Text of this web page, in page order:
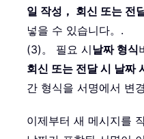
일 작성， 회신 또는 전
넣을 수 있습니다。 .
(3)。 필요 시날짜 형식
회신 또는 전달 시 날짜
간 형식을 서명에서 변
이제부터 새 메시지를